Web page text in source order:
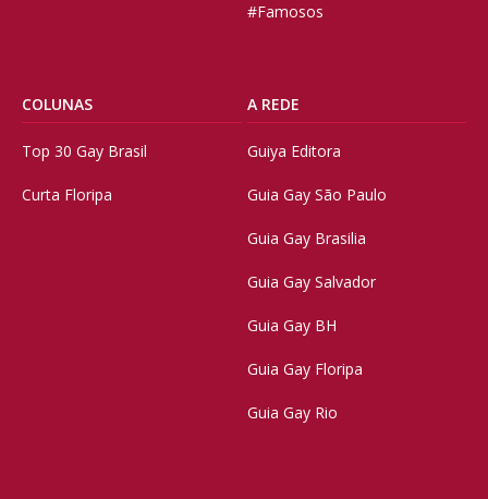
#Famosos
COLUNAS
Top 30 Gay Brasil
Curta Floripa
A REDE
Guiya Editora
Guia Gay São Paulo
Guia Gay Brasilia
Guia Gay Salvador
Guia Gay BH
Guia Gay Floripa
Guia Gay Rio